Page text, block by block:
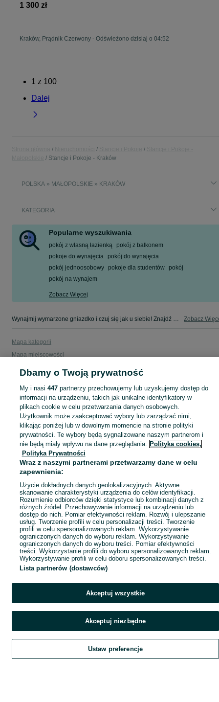
1 300 zł
Kraków, Prądnik Czerwony - Odświeżono dzisiaj o 04:52
1 z 100
Dalej
Stancje i Pokoje - Kraków
POLSKA » MAŁOPOLSKIE » KRAKÓW
KATEGORIA
Popularne wyszukiwania
pokój z własną łazienką
pokój z balkonem
pokoje do wynajęcia
pokój do wynajęcia
pokój jednoosobowy
pokoje dla studentów
pokój
pokój na wynajem
Zobacz Więcej
Wynajmij wymarzone gniazdko i czuj się jak u siebie! Znajdź idealne miejsce w kategorii Stancje i Pokoje na OLX - Kraków i okolice! Zobacz
Mapa kategorii
Mapa miejscowości
Mapa ministron
Szukaj Obserwujesz Dodaj Czat Konto
Dbamy o Twoją prywatność
My i nasi 447partnerzy przechowujemy lub uzyskujemy dostęp do
informacji na urządzeniu, takich jak unikalne identyfikatory w
plikach cookie w celu przetwarzania danych osobowych.
Użytkownik może zaakceptować wybory lub zarządzać nimi,
klikając poniżej lub w dowolnym momencie na stronie polityki
prywatności. Te wybory będą sygnalizowane naszym partnerom i
nie będą miały wpływu na dane przeglądania. Polityka cookies,
Polityka Prywatności
Wraz z naszymi partnerami przetwarzamy dane w celu
zapewnienia:
Użycie dokładnych danych geolokalizacyjnych. Aktywne
skanowanie charakterystyki urządzenia do celów identyfikacji.
Rozumienie odbiorców dzięki statystyce lub kombinacji danych z
różnych źródeł. Przechowywanie informacji na urządzeniu lub
dostęp do nich. Pomiar efektywności reklam. Rozwój i ulepszanie
usług. Tworzenie profili w celu personalizacji treści. Tworzenie
profili w celu spersonalizowanych reklam. Wykorzystywanie
ograniczonych danych do wyboru reklam. Wykorzystywanie
ograniczonych danych do wyboru treści. Pomiar efektywności
treści. Wykorzystanie profili do wyboru spersonalizowanych reklam.
Wykorzystywanie profili w celu doboru spersonalizowanych treści.
Lista partnerów (dostawców)
Akceptuj wszystkie
Akceptuj niezbędne
Ustaw preferencje